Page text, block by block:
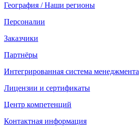
География / Наши регионы
Персоналии
Заказчики
Партнёры
Интегрированная система менеджмента
Лицензии и сертификаты
Центр компетенций
Контактная информация